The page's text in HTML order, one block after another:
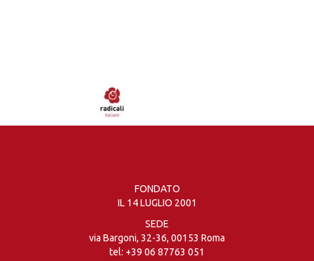
FONDATO
IL 14 LUGLIO 2001
SEDE
via Bargoni, 32-36, 00153 Roma
tel: +39 06 87763 051